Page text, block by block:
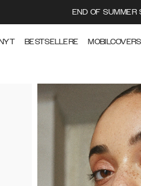
END OF
NYT BESTSELLERE MOBILCOVERS